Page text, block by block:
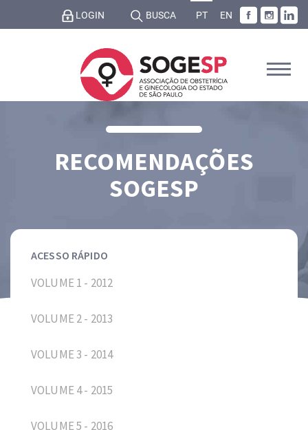
LOGIN BUSCA PT EN
RECOMENDAÇÕES
SOGESP
ACESSO RÁPIDO
VOLUME 1 - 2012
VOLUME 2 - 2013
VOLUME 3 - 2014
VOLUME 4 - 2015
VOLUME 5 - 2016